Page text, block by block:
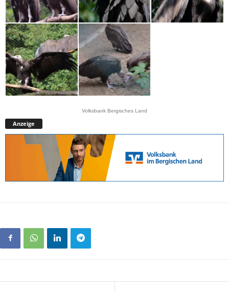
Volksbank Bergisches Land
Anzeige